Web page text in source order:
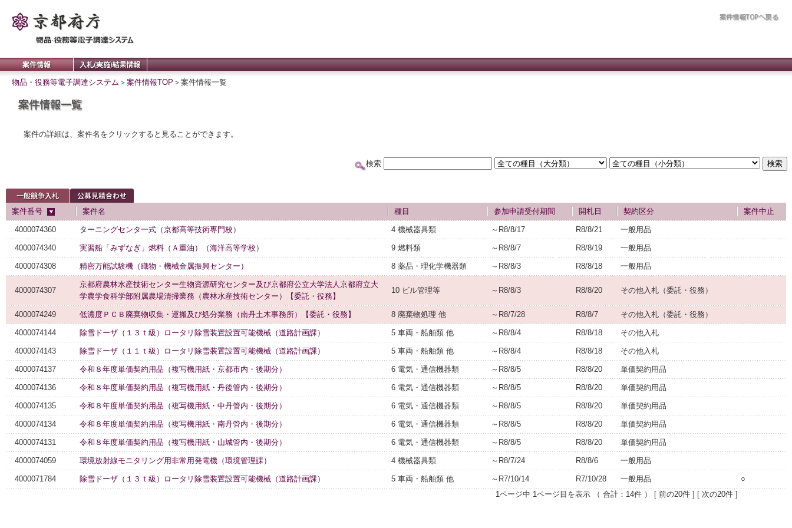
物品・役務等電子調達システム ＞ 案件情報TOP ＞ 案件情報一覧
案件の詳細は、案件名をクリックすると見ることができます。
検索
案件番号 案件名 種目 参加申請受付期間 開札日 契約区分 案件中止
4000074360 ターニングセンタ一式（京都高等技術専門校） 4 機械器具類 ～R8/8/17 R8/8/21 一般用品
4000074340 実習船「みずなぎ」燃料（Ａ重油）（海洋高等学校） 9 燃料類 ～R8/8/7 R8/8/19 一般用品
4000074308 精密万能試験機（織物・機械金属振興センター） 8 薬品・理化学機器類 ～R8/8/3 R8/8/18 一般用品
4000074307
京都府農林水産技術センター生物資源研究センター及び京都府公立大学法人京都府立大
学農学食科学部附属農場清掃業務（農林水産技術センター）【委託・役務】
10 ビル管理等 ～R8/8/3 R8/8/20 その他入札（委託・役務）
4000074249 低濃度ＰＣＢ廃棄物収集・運搬及び処分業務（南丹土木事務所）【委託・役務】 8 廃棄物処理 他 ～R8/7/28 R8/8/7 その他入札（委託・役務）
4000074144 除雪ドーザ（１３ｔ級）ロータリ除雪装置設置可能機械（道路計画課） 5 車両・船舶類 他 ～R8/8/4 R8/8/18 その他入札
4000074143 除雪ドーザ（１１ｔ級）ロータリ除雪装置設置可能機械（道路計画課） 5 車両・船舶類 他 ～R8/8/4 R8/8/18 その他入札
4000074137 令和８年度単価契約用品（複写機用紙・京都市内・後期分） 6 電気・通信機器類 ～R8/8/5 R8/8/20 単価契約用品
4000074136 令和８年度単価契約用品（複写機用紙・丹後管内・後期分） 6 電気・通信機器類 ～R8/8/5 R8/8/20 単価契約用品
4000074135 令和８年度単価契約用品（複写機用紙・中丹管内・後期分） 6 電気・通信機器類 ～R8/8/5 R8/8/20 単価契約用品
4000074134 令和８年度単価契約用品（複写機用紙・南丹管内・後期分） 6 電気・通信機器類 ～R8/8/5 R8/8/20 単価契約用品
4000074131 令和８年度単価契約用品（複写機用紙・山城管内・後期分） 6 電気・通信機器類 ～R8/8/5 R8/8/20 単価契約用品
4000074059 環境放射線モニタリング用非常用発電機（環境管理課） 4 機械器具類 ～R8/7/24 R8/8/6 一般用品
4000071784 除雪ドーザ（１３ｔ級）ロータリ除雪装置設置可能機械（道路計画課） 5 車両・船舶類 他 ～R7/10/14 R7/10/28 一般用品
○
1ページ中 1ページ目を表示 （ 合計：14件 ） [ 前の20件 ] [ 次の20件 ]